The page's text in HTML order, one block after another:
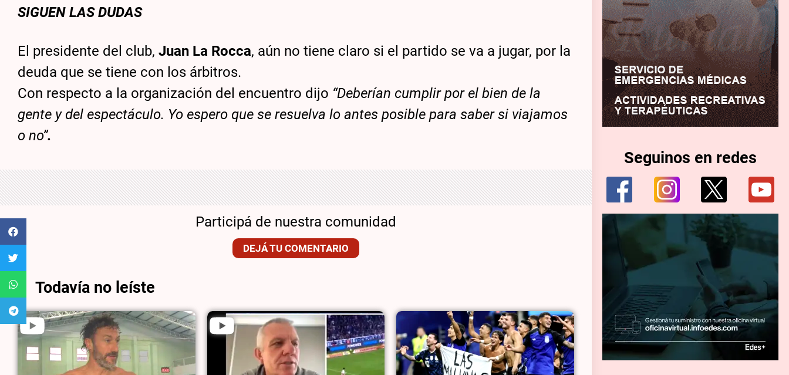
SIGUEN LAS DUDAS
El presidente del club,Juan La Rocca, aún no tiene claro si el partido se va a jugar, por la
deuda que se tiene con los árbitros.
Con respecto a la organización del encuentro dijo “Deberían cumplir por el bien de la
gente y del espectáculo. Yo espero que se resuelva lo antes posible para saber si viajamos
o no”.
Participá de nuestra comunidad
DEJÁ TU COMENTARIO
Todavía no leíste
Seguinos en redes